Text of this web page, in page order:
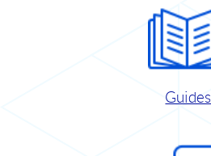
Guides